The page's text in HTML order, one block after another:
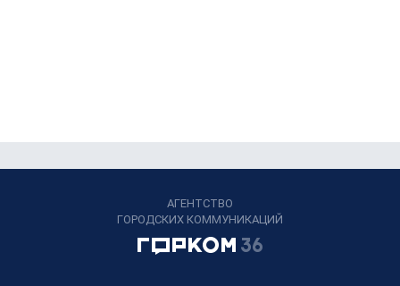
АГЕНТСТВО
ГОРОДСКИХ КОММУНИКАЦИЙ